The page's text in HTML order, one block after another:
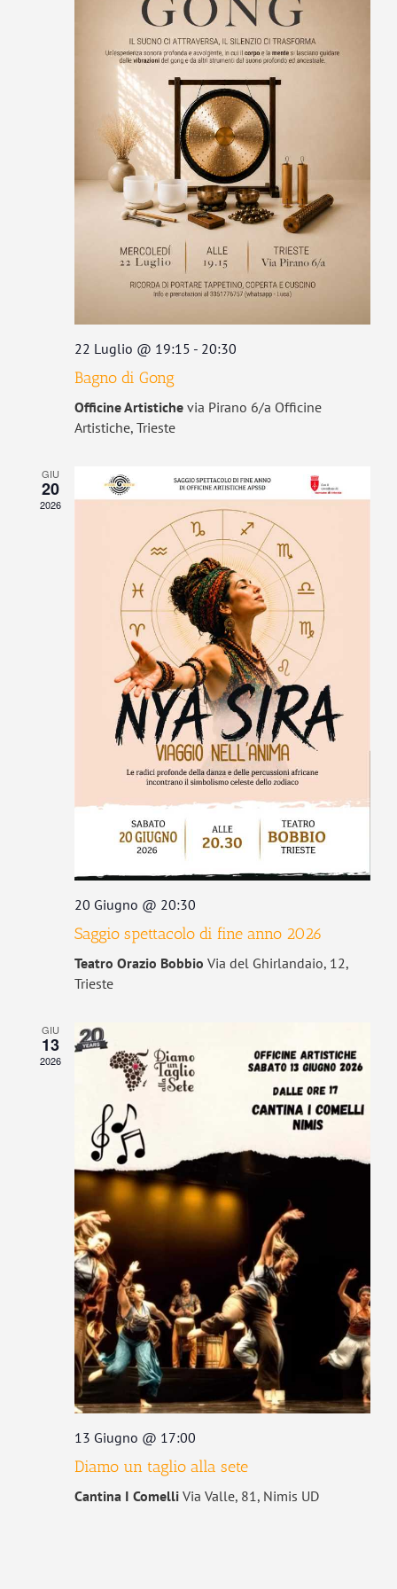
22 Luglio @ 19:15 - 20:30
Bagno di Gong
Officine Artistiche via Pirano 6/a Officine
Artistiche, Trieste
GIU
20
2026
20 Giugno @ 20:30
Saggio spettacolo di fine anno 2026
Teatro Orazio Bobbio Via del Ghirlandaio, 12,
Trieste
GIU
13
2026
13 Giugno @ 17:00
Diamo un taglio alla sete
Cantina I Comelli Via Valle, 81, Nimis UD